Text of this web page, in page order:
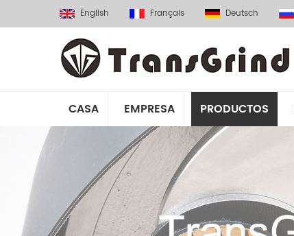
English Français Deutsch
CASA EMPRESA PRODUCTOS